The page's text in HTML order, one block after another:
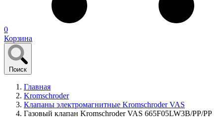
0
Корзина
Поиск
Главная
Kromschroder
Клапаны электромагнитные Kromschroder VAS
Газовый клапан Kromschroder VAS 665F05LW3B/PP/PP